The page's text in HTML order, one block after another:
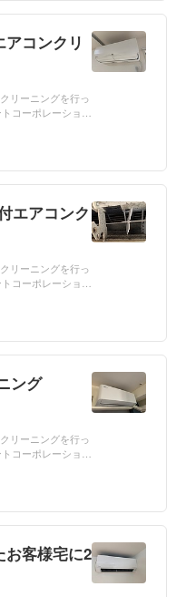
コンクリ
リーニングを行っ
コーポレーショ
エアコンク
リーニングを行っ
コーポレーショ
ング
リーニングを行っ
コーポレーショ
お客様宅に2